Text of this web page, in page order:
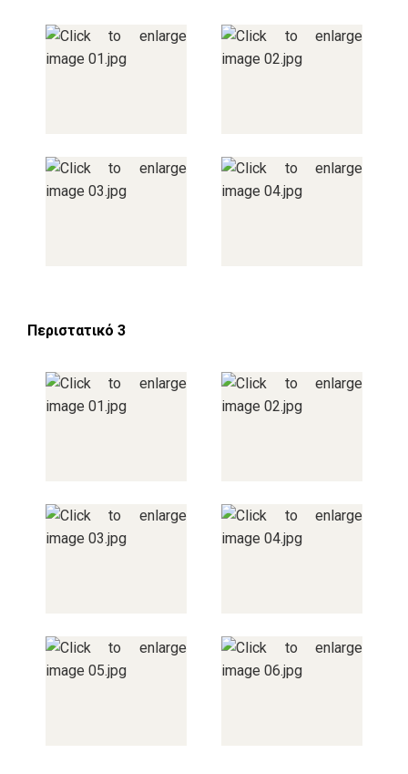
Περιστατικό 3